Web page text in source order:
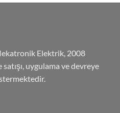
Elektrik, 2008
uygulama ve devreye